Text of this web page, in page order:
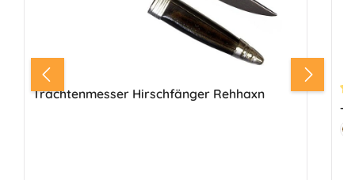
Trachtenmesser Hirschfänger Rehhaxn